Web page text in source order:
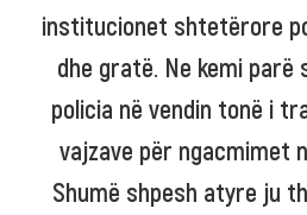
institucionet shtetërore
dhe gratë. Ne kemi parë
policia në vendin tonë i
vajzave për ngacmimet
Shumë shpesh atyre ju